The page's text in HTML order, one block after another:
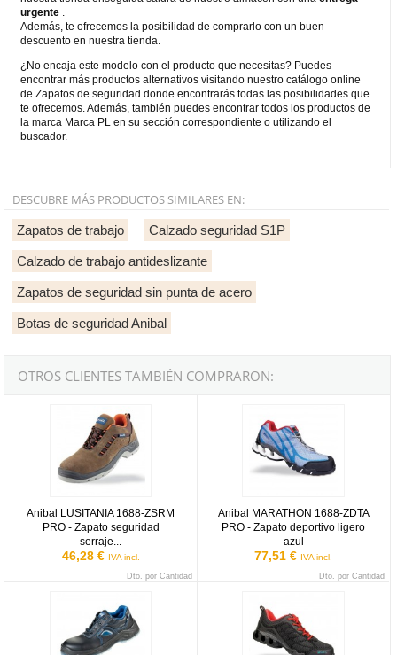
urgente
Además, te ofrecemos la posibilidad de comprarlo con un buen
descuento en nuestra tienda.
¿No encaja este modelo con el producto que necesitas? Puedes
encontrar más productos alternativos visitando nuestro catálogo online
de Zapatos de seguridad donde encontrarás todas las posibilidades que
te ofrecemos. Además, también puedes encontrar todos los productos de
la marca Marca PL en su sección correspondiente o utilizando el
buscador.
DESCUBRE MÁS PRODUCTOS SIMILARES EN:
Zapatos de trabajo Calzado seguridad S1P
Calzado de trabajo antideslizante
Zapatos de seguridad sin punta de acero
Botas de seguridad Anibal
OTROS CLIENTES TAMBIÉN COMPRARON:
Anibal LUSITANIA 1688-ZSRM
PRO - Zapato seguridad
serraje...
46,28 € IVA incl.
Dto. por Cantidad
Anibal MARATHON 1688-ZDTA
PRO - Zapato deportivo ligero
azul
77,51 € IVA incl.
Dto. por Cantidad